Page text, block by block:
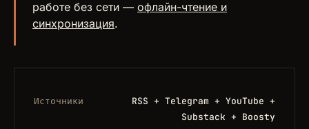
работе без сети — офлайн-чтение и
синхронизация.
Источники
RSS + Telegram + YouTube +
Substack + Boosty